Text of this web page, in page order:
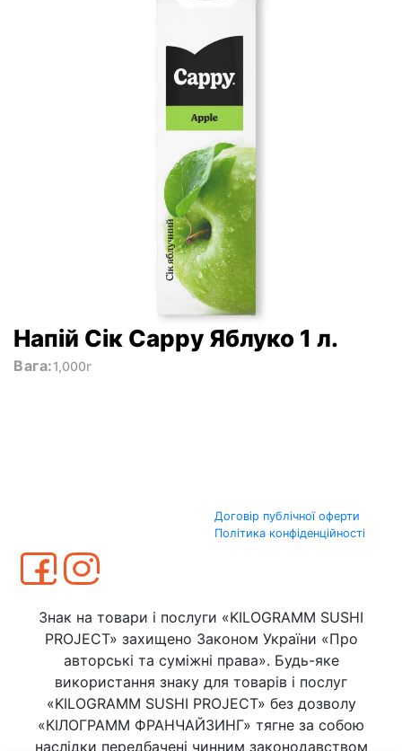
Напій Сік Cappy Яблуко 1 л.
Вага:1,000г
Договір публічної оферти
Політика конфіденційності
Знак на товари і послуги «KILOGRAMM SUSHI
PROJECT» захищено Законом України «Про
авторські та суміжні права». Будь-яке
використання знаку для товарів і послуг
«KILOGRAMM SUSHI PROJECT» без дозволу
«КІЛОГРАММ ФРАНЧАЙЗИНГ» тягне за собою
наслідки передбачені чинним законодавством